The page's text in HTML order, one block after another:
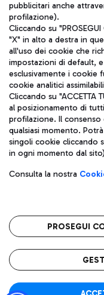
Pizza
Gelateria
Wine Bar & Sparkling
Autobus
Scopri le linee di
Leonardo Da Vinci.
Raggiungi l’aeroporto
Ristoranti
Scopri la nostra
Mappa Aeroporto
Aeroporti di Roma
coordinamento di
Codice fiscale e Registro
IVA 06572251004
Capitale sociale
Sede legale: Via Pier
telefono +39 06 65951
Privacy policy
pubblicitari anche
profilazione).
Cliccando su "PROSEGUI
"X" in alto a destra in
all'uso dei cookie che
impostazioni di default,
esclusivamente i cookie
cookie analitici
Cliccando su "ACCETTA
al posizionamento di
profilazione. Il
qualsiasi momento.
singoli cookie cliccando
in ogni momento dal
Consulta la nostra
PROSEGUI